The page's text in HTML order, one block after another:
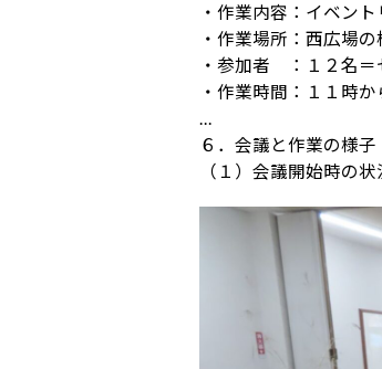
・作業内容：イベン
・作業場所：西広場の
・参加者 ：１２名＝
・作業時間：１１時
…
６．会議と作業の様子
（１）会議開始時の状